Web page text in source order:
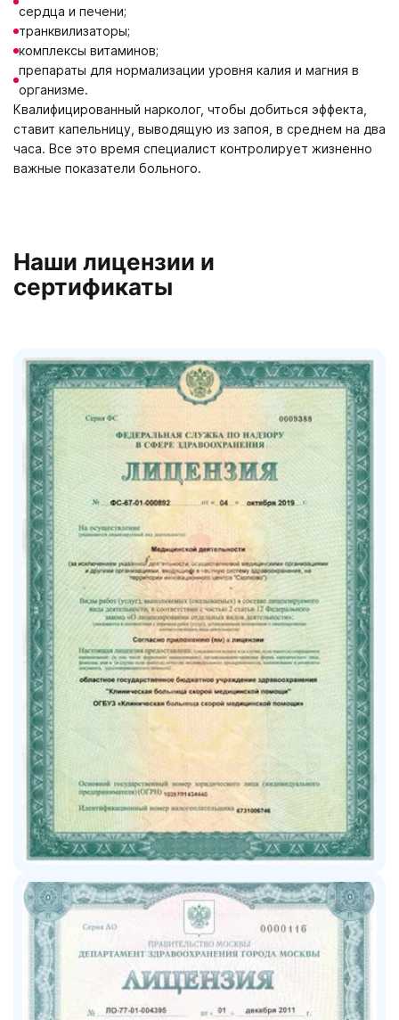
сердца и печени;
транквилизаторы;
комплексы витаминов;
препараты для нормализации уровня калия и магния в
организме.
Квалифицированный нарколог, чтобы добиться эффекта,
ставит капельницу, выводящую из запоя, в среднем на два
часа. Все это время специалист контролирует жизненно
важные показатели больного.
Наши лицензии и
сертификаты